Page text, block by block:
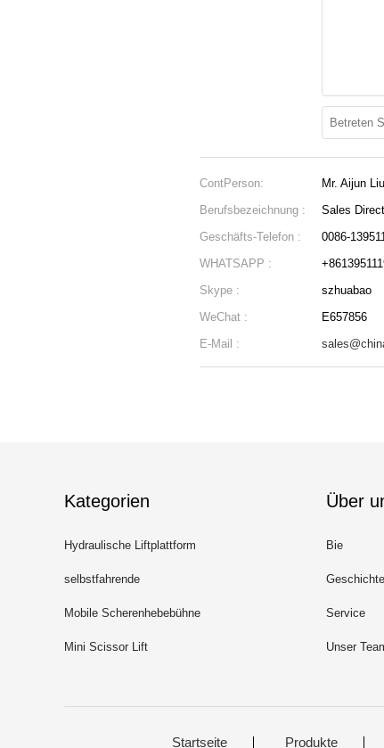
ContPerson:
Mr. Aijun Liu
Berufsbezeichnung :
Sales
Geschäfts-Telefon :
0086-
WHATSAPP :
Skype :
szhuabao
WeChat :
E657856
E-Mail :
Kategorien
Hydraulische Liftplattform
selbstfahrende
Scherenhebebühne
Mobile Scherenhebebühne
Mini Scissor Lift
Über
Bie
Geschichte
Service
Unser
Startseite Produkte